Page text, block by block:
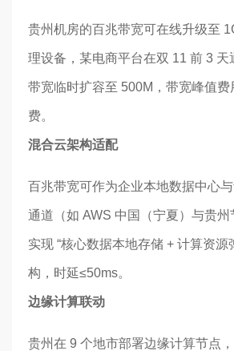
贵州机房的百兆带宽可在线升级至
理设备，某电商平台在双 11 前 3
带宽临时扩容至 500M，带宽峰值
费。
混合云架构适配
百兆带宽可作为企业本地数据中心
通道（如 AWS 中国（宁夏）与贵州
实现 “核心数据本地存储 + 计算资源
构，时延≤50ms。
边缘计算联动
贵州在 9 个地市部署边缘计算节点